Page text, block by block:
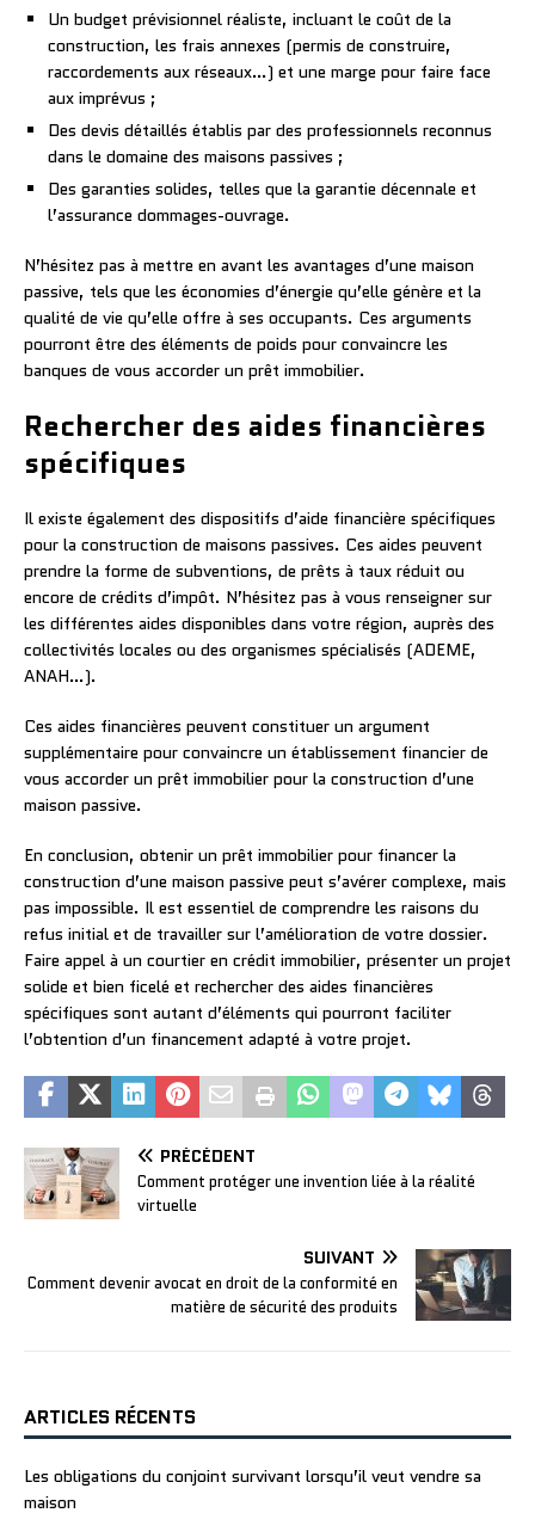
Un budget prévisionnel réaliste, incluant le coût de la
construction, les frais annexes (permis de construire,
raccordements aux réseaux…) et une marge pour faire face
aux imprévus ;
Des devis détaillés établis par des professionnels reconnus
dans le domaine des maisons passives ;
Des garanties solides, telles que la garantie décennale et
l’assurance dommages-ouvrage.
N’hésitez pas à mettre en avant les avantages d’une maison
passive, tels que les économies d’énergie qu’elle génère et la
qualité de vie qu’elle offre à ses occupants. Ces arguments
pourront être des éléments de poids pour convaincre les
banques de vous accorder un prêt immobilier.
Rechercher des aides financières
spécifiques
Il existe également des dispositifs d’aide financière spécifiques
pour la construction de maisons passives. Ces aides peuvent
prendre la forme de subventions, de prêts à taux réduit ou
encore de crédits d’impôt. N’hésitez pas à vous renseigner sur
les différentes aides disponibles dans votre région, auprès des
collectivités locales ou des organismes spécialisés (ADEME,
ANAH…).
Ces aides financières peuvent constituer un argument
supplémentaire pour convaincre un établissement financier de
vous accorder un prêt immobilier pour la construction d’une
maison passive.
En conclusion, obtenir un prêt immobilier pour financer la
construction d’une maison passive peut s’avérer complexe, mais
pas impossible. Il est essentiel de comprendre les raisons du
refus initial et de travailler sur l’amélioration de votre dossier.
Faire appel à un courtier en crédit immobilier, présenter un projet
solide et bien ficelé et rechercher des aides financières
spécifiques sont autant d’éléments qui pourront faciliter
l’obtention d’un financement adapté à votre projet.
PRÉCÉDENT
Comment protéger une invention liée à la réalité
virtuelle
SUIVANT
Comment devenir avocat en droit de la conformité en
matière de sécurité des produits
ARTICLES RÉCENTS
Les obligations du conjoint survivant lorsqu’il veut vendre sa
maison